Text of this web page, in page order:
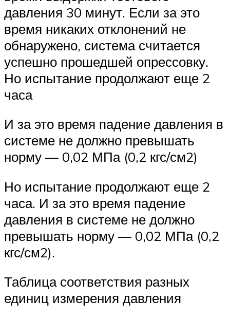
давления 30 минут. Если за это
время никаких отклонений не
обнаружено, система считается
успешно прошедшей опрессовку.
Но испытание продолжают еще 2
часа
И за это время падение давления в
системе не должно превышать
норму — 0,02 МПа (0,2 кгс/см2)
Но испытание продолжают еще 2
часа. И за это время падение
давления в системе не должно
превышать норму — 0,02 МПа (0,2
кгс/см2).
Таблица соответствия разных
единиц измерения давления